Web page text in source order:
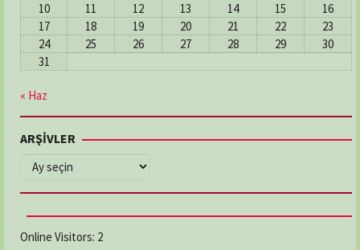
10
11 12 13 14 15
16
17
18 19 20 21 22
23
24
25 26 27 28 29
30
31
« Haz
ARŞİVLER
ARŞİVLER
Online Visitors: 2